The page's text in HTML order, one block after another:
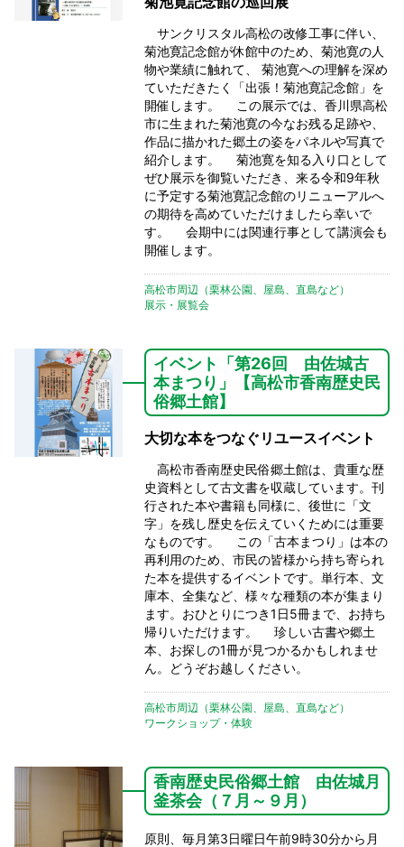
サンクリスタル高松の改修工事に伴い、
菊池寛記念館が休館中のため、菊池寛の人
物や業績に触れて、 菊池寛への理解を深め
ていただきたく「出張！菊池寛記念館」を
開催します。 この展示では、香川県高松
市に生まれた菊池寛の今なお残る足跡や、
作品に描かれた郷土の姿をパネルや写真で
紹介します。 菊池寛を知る入り口として
ぜひ展示を御覧いただき、来る令和9年秋
に予定する菊池寛記念館のリニューアルへ
の期待を高めていただけましたら幸いで
す。 会期中には関連行事として講演会も
開催します。
高松市周辺（栗林公園、屋島、直島など）
展示・展覧会
イベント「第26回 由佐城古
本まつり」【高松市香南歴史民
俗郷土館】
大切な本をつなぐリユースイベント
高松市香南歴史民俗郷土館は、貴重な歴
史資料として古文書を収蔵しています。刊
行された本や書籍も同様に、後世に「文
字」を残し歴史を伝えていくためには重要
なものです。 この「古本まつり」は本の
再利用のため、市民の皆様から持ち寄られ
た本を提供するイベントです。単行本、文
庫本、全集など、様々な種類の本が集まり
ます。おひとりにつき1日5冊まで、お持ち
帰りいただけます。 珍しい古書や郷土
本、お探しの1冊が見つかるかもしれませ
ん。どうぞお越しください。
高松市周辺（栗林公園、屋島、直島など）
ワークショップ・体験
香南歴史民俗郷土館 由佐城月
釜茶会（７月～９月）
原則、毎月第3日曜日午前9時30分から月